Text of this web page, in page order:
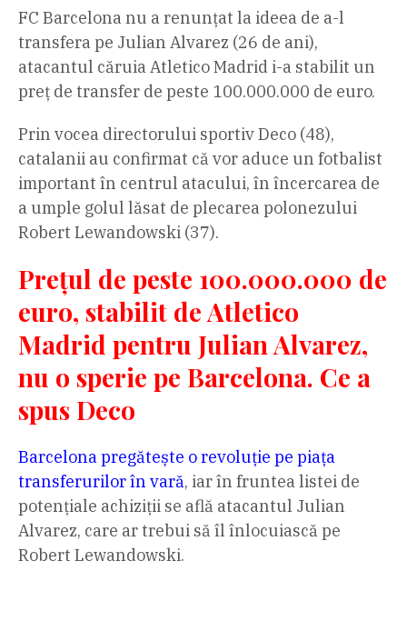
FC Barcelona nu a renunțat la ideea de a-l
transfera pe Julian Alvarez (26 de ani),
atacantul căruia Atletico Madrid i-a stabilit un
preț de transfer de peste 100.000.000 de euro.
Prin vocea directorului sportiv Deco (48),
catalanii au confirmat că vor aduce un fotbalist
important în centrul atacului, în încercarea de
a umple golul lăsat de plecarea polonezului
Robert Lewandowski (37).
Prețul de peste 100.000.000 de
euro, stabilit de Atletico
Madrid pentru Julian Alvarez,
nu o sperie pe Barcelona. Ce a
spus Deco
Barcelona pregătește o revoluție pe piața
transferurilor în vară, iar în fruntea listei de
potențiale achiziții se află atacantul Julian
Alvarez, care ar trebui să îl înlocuiască pe
Robert Lewandowski.